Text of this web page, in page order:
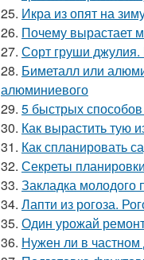
25. Икра из опят на
26. Почему вырастает
27. Сорт груши
28. Биметалл или
алюминиевого
29. 5 быстрых
30. Как вырастить тую
31. Как спланировать
32. Секреты
33. Закладка молодого
34. Лапти из рогоза.
35. Один урожай
36. Нужен ли в